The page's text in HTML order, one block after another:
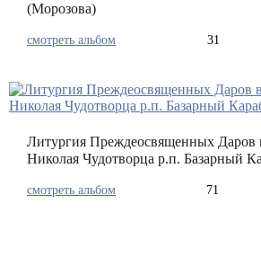
(Морозова)
смотреть альбом 31
Литургия Преждеосвященных Даров
Николая Чудотворца р.п. Базарный
смотреть альбом 71